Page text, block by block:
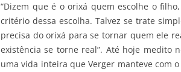
“Dizem que é o orixá quem escolhe o
critério dessa escolha. Talvez se trate
precisa do orixá para se tornar quem ele
existência se torne real”. Até hoje medito
uma vida inteira que Verger manteve com